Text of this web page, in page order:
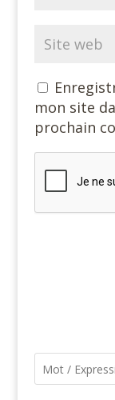
mon site
prochain